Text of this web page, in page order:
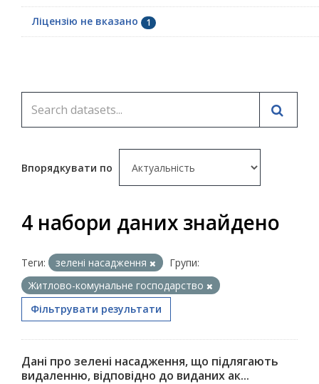
Ліцензію не вказано 1
Впорядкувати по
4 набори даних знайдено
Теги: зелені насадження
Групи:
Житлово-комунальне господарство
Фільтрувати результати
Дані про зелені насадження, що підлягають
видаленню, відповідно до виданих ак...